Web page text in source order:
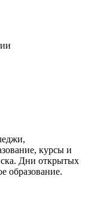
курсы и
Дни открытых
образование.